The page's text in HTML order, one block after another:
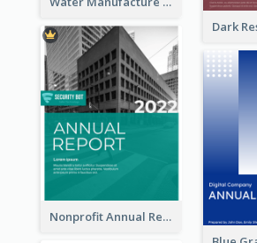
Nonprofit Annual Report